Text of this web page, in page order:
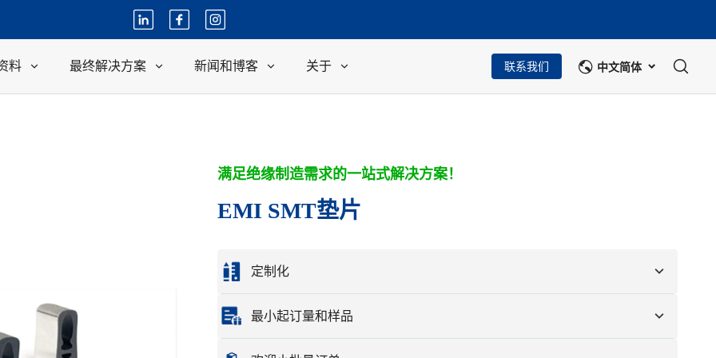
料 最终解决方案 新闻和博客 关于 联系我们 中文简体
满足绝缘制造需求的一站式解决方案！
EMI SMT垫片
定制化
完整的定制选项包括颜色、尺寸、形状、包装选项和徽标。
最小起订量和样品